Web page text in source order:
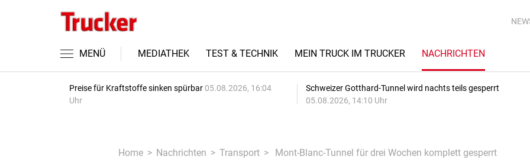
MENÜ MEDIATHEK TEST & TECHNIK MEIN TRUCK IM TRUCKER NACHRICHTEN
Preise für Kraftstoffe sinken spürbar 05.08.2026, 16:04
Uhr
Schweizer Gotthard-Tunnel wird nachts teils gesperrt
05.08.2026, 14:10 Uhr
Home Nachrichten Transport Mont-Blanc-Tunnel für drei Wochen komplett gesperrt